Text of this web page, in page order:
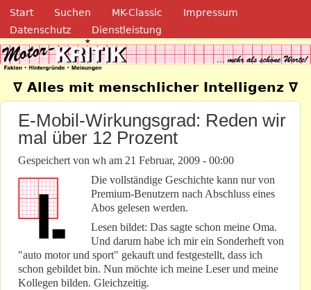
Direkt zum Inhalt
Navigation
Start Suchen MK-Classic
Impressum
Datenschutz
Dienstleistung
Motor-Kritik.de
∇ Alles mit menschlicher Intelligenz ∇
E-Mobil-Wirkungsgrad: Reden wir
mal über 12 Prozent
Gespeichert von wh am 21 Februar, 2009 - 00:00
Die vollständige Geschichte kann nur von
Premium-Benutzern nach Abschluss eines
Abos gelesen werden.
Lesen bildet: Das sagte schon meine Oma.
Und darum habe ich mir ein Sonderheft von
"auto motor und sport" gekauft und festgestellt, dass ich
schon gebildet bin. Nun möchte ich meine Leser und meine
Kollegen bilden. Gleichzeitig.